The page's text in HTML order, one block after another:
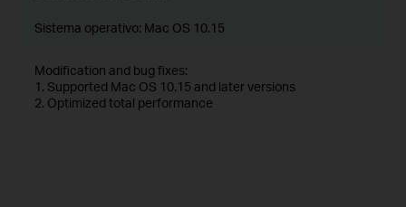
Sistema operativo: Mac OS 10.15
Modification and bug fixes:
1. Supported Mac OS 10.15 and later versions
2. Optimized total performance